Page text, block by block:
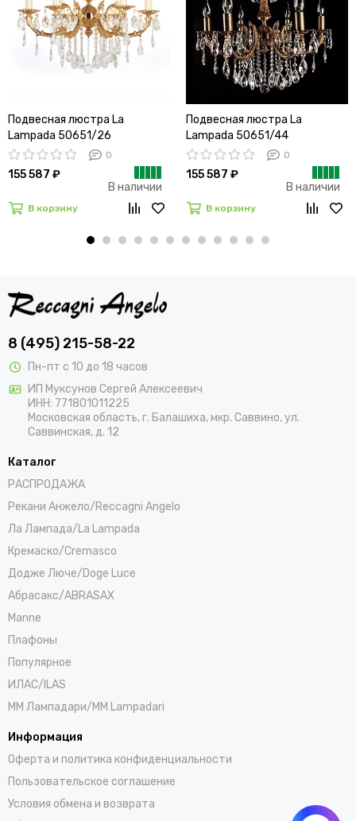
Подвесная люстра La
Lampada 50651/26
0
155 587 ₽
В наличии
В корзину
Подвесная люстра La
Lampada 50651/44
0
155 587 ₽
В наличии
В корзину
8 (495) 215-58-22
Пн-пт с 10 до 18 часов
ИП Муксунов Сергей Алексеевич
ИНН: 771801011225
Московская область, г. Балашиха, мкр. Саввино, ул.
Саввинская, д. 12
Каталог
РАСПРОДАЖА
Рекани Анжело/Reccagni Angelo
Ла Лампада/La Lampada
Кремаско/Cremasco
Додже Люче/Doge Luce
Абрасакс/ABRASAX
Manne
Плафоны
Популярное
ИЛАС/ILAS
ММ Лампадари/MM Lampadari
Информация
Оферта и политика конфиденциальности
Пользовательское соглашение
Условия обмена и возврата